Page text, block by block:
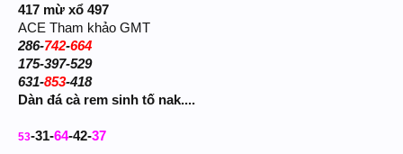
417 mừ xổ 497
ACE Tham khảo GMT
286-742-664
175-397-529
631-853-418
Dàn đá cà rem sinh tố nak....
53-31-64-42-37